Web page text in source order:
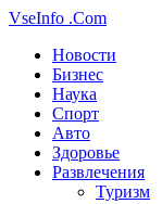
VseInfo .Com
Новости
Бизнес
Наука
Спорт
Авто
Здоровье
Развлечения
Туризм